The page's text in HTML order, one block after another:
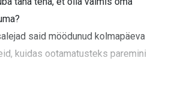
said möödunud kolmapäeva
kuidas ootamatusteks paremini